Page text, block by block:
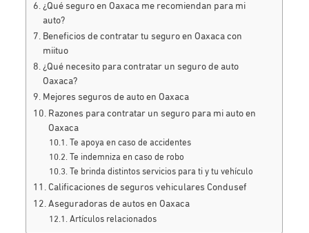
¿Qué seguro en Oaxaca me recomiendan para mi
auto?
Beneficios de contratar tu seguro en Oaxaca con
miituo
¿Qué necesito para contratar un seguro de auto
Oaxaca?
Mejores seguros de auto en Oaxaca
Razones para contratar un seguro para mi auto en
Oaxaca
Te apoya en caso de accidentes
Te indemniza en caso de robo
Te brinda distintos servicios para ti y tu vehículo
Calificaciones de seguros vehiculares Condusef
Aseguradoras de autos en Oaxaca
Artículos relacionados